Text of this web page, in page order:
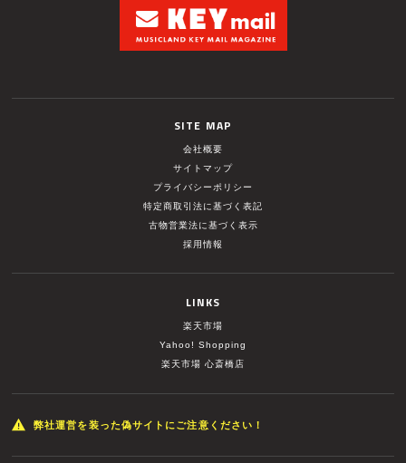
SITE MAP
会社概要
サイトマップ
プライバシーポリシー
特定商取引法に基づく表記
古物営業法に基づく表示
採用情報
LINKS
楽天市場
Yahoo! Shopping
楽天市場 心斎橋店
弊社運営を装った偽サイトにご注意ください！